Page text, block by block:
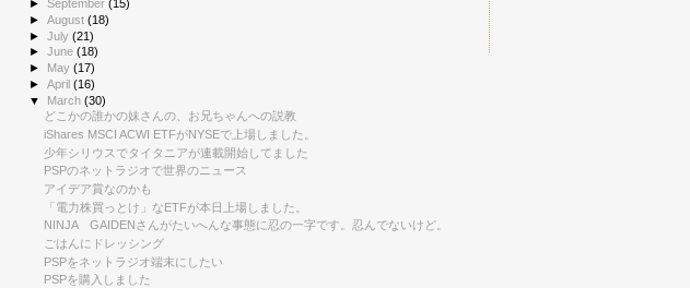
►September(15)
►August(18)
►July(21)
►June(18)
► May(17)
►April(16)
▼ March(30)
どこかの誰かの妹さんの、お兄ちゃんへの説教
iShares MSCI ACWI ETFがNYSEで上場しました。
少年シリウスでタイタニアが連載開始してました
PSPのネットラジオで世界のニュース
アイデア賞なのかも
「電力株買っとけ」なETFが本日上場しました。
NINJA GAIDENさんがたいへんな事態に忍の一字です。忍んでないけど。
ごはんにドレッシング
PSPをネットラジオ端末にしたい
PSPを購入しました